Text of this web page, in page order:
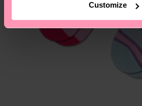
Customize